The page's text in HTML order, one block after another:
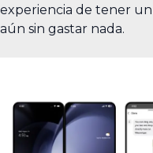
experiencia de tener
aún sin gastar nada.